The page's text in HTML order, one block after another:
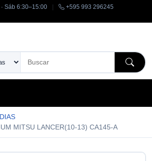
Sáb 6:30–15:00
+595 993 296245
MITSU LANCER(10-13) CA145-A